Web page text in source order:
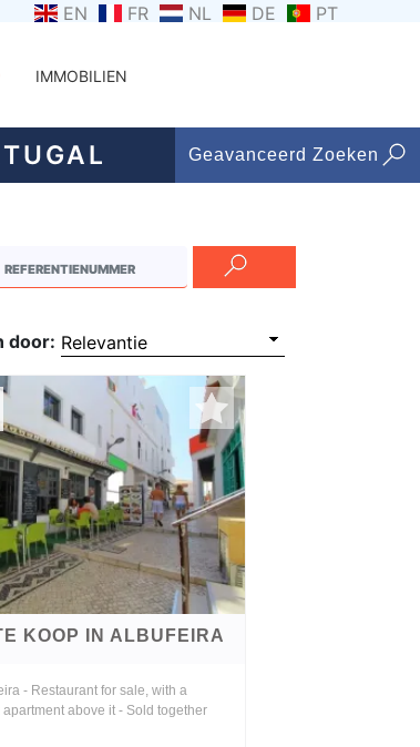
EN FR NL DE PT
IMMOBILIEN
Geavanceerd Zoeken
door:
KOOP IN ALBUFEIRA
- Restaurant for sale, with a
above it - Sold together